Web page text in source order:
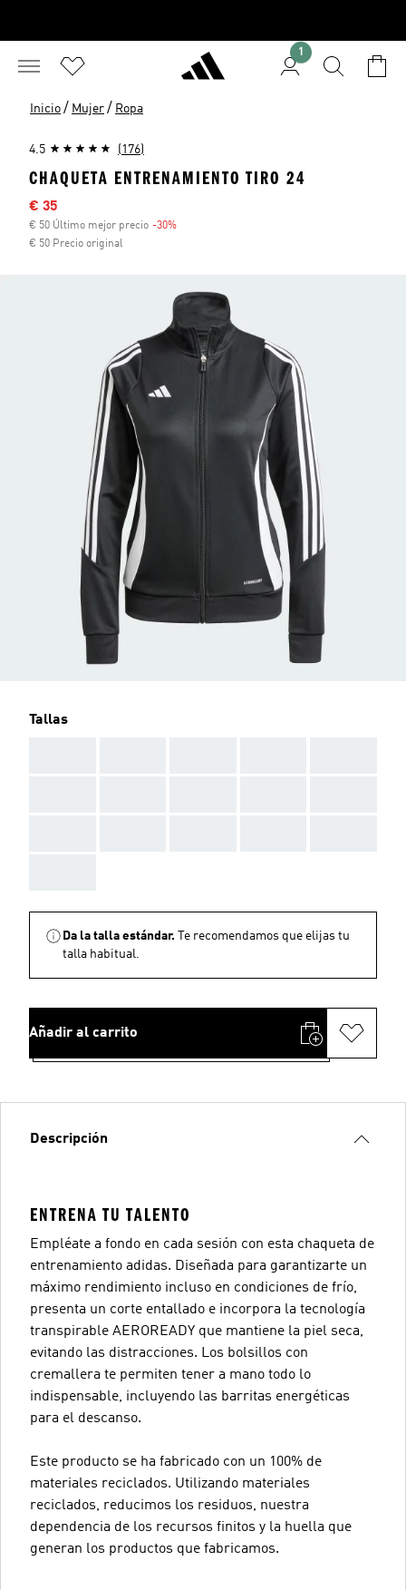
1
Inicio / Mujer / Ropa
4.5 (176)
CHAQUETA ENTRENAMIENTO TIRO 24
Precio rebajado
€ 35
€ 50 Último mejor precio -30%
€ 50 Precio original
Tallas
Da la talla estándar.
Te recomendamos que elijas tu
talla habitual.
Añadir al carrito
Descripción
ENTRENA TU TALENTO
Empléate a fondo en cada sesión con esta chaqueta de
entrenamiento adidas. Diseñada para garantizarte un
máximo rendimiento incluso en condiciones de frío,
presenta un corte entallado e incorpora la tecnología
transpirable AEROREADY que mantiene la piel seca,
evitando las distracciones. Los bolsillos con
cremallera te permiten tener a mano todo lo
indispensable, incluyendo las barritas energéticas
para el descanso.
Este producto se ha fabricado con un 100% de
materiales reciclados. Utilizando materiales
reciclados, reducimos los residuos, nuestra
dependencia de los recursos finitos y la huella que
generan los productos que fabricamos.